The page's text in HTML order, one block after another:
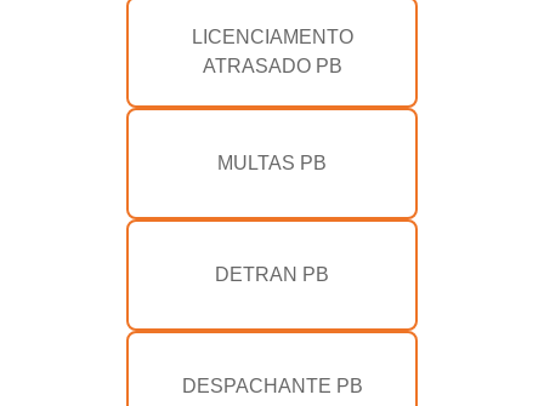
LICENCIAMENTO
ATRASADO PB
MULTAS PB
DETRAN PB
DESPACHANTE PB